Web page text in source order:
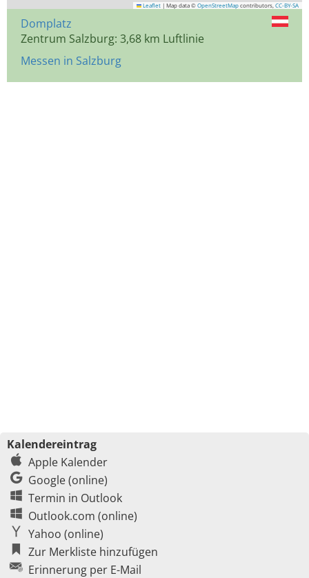
Leaflet | Map data © OpenStreetMap contributors, CC-BY-SA
Domplatz
Zentrum Salzburg: 3,68 km Luftlinie
Messen in Salzburg
Kalendereintrag
Apple Kalender
Google (online)
Termin in Outlook
Outlook.com (online)
Yahoo (online)
Zur Merkliste hinzufügen
Erinnerung per E-Mail